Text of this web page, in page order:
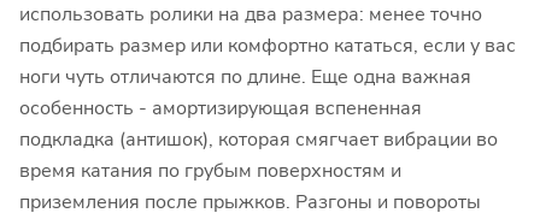
использовать ролики на два размера: менее точно
подбирать размер или комфортно кататься, если у вас
ноги чуть отличаются по длине. Еще одна важная
особенность - амортизирующая вспененная
подкладка (антишок), которая смягчает вибрации во
время катания по грубым поверхностям и
приземления после прыжков. Разгоны и повороты